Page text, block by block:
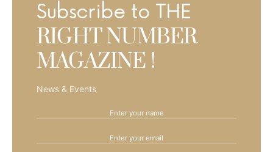
Subscribe to THE
RIGHT NUMBER
MAGAZINE !
News & Events